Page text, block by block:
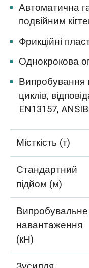
Автоматична
подвійним
Фрикційні
Однокрокова
Випробування
циклів,
EN13157,
Місткість (т)
Стандартний
підйом (м)
Випробувальне
навантаження
(кН)